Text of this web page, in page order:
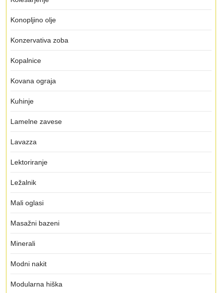
Konopljino olje
Konzervativa zoba
Kopalnice
Kovana ograja
Kuhinje
Lamelne zavese
Lavazza
Lektoriranje
Ležalnik
Mali oglasi
Masažni bazeni
Minerali
Modni nakit
Modularna hiška